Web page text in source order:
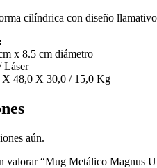
cilíndrica con diseño
x 8.5 cm diámetro
Láser
X 48,0 X 30,0 / 15,0 Kg
aún.
valorar “Mug Metálico Magnus